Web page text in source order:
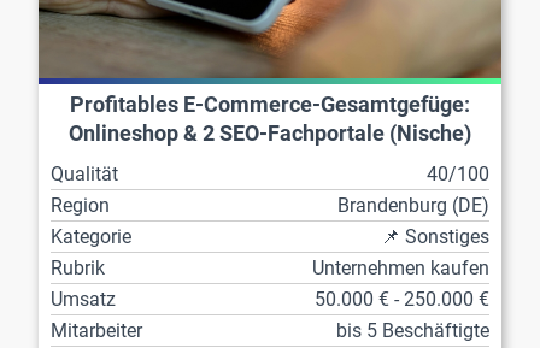
Profitables E-Commerce-Gesamtgefüge:
Onlineshop & 2 SEO-Fachportale (Nische)
Qualität
40/100
Region
Brandenburg (DE)
Kategorie
📌 Sonstiges
Rubrik
Unternehmen kaufen
Umsatz
50.000 € - 250.000 €
Mitarbeiter
bis 5 Beschäftigte